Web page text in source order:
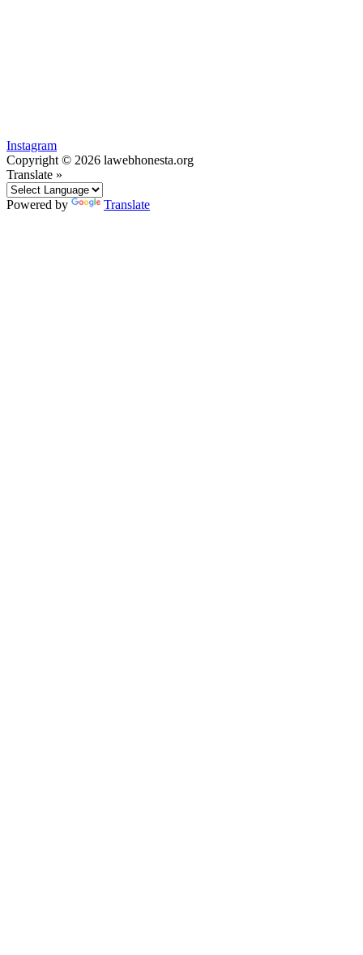
Instagram
Copyright © 2026 lawebhonesta.org
Translate »
Powered by Translate